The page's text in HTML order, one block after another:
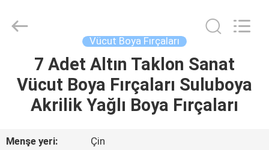
ÜRÜN:%
Vücut Boya Fırçaları
7 Adet Altın Taklon Sanat
Vücut Boya Fırçaları Suluboya
Akrilik Yağlı Boya Fırçaları
Menşe yeri:
Çin